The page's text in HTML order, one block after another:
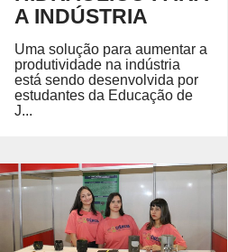
A INDÚSTRIA
Uma solução para aumentar a
produtividade na indústria
está sendo desenvolvida por
estudantes da Educação de
J...